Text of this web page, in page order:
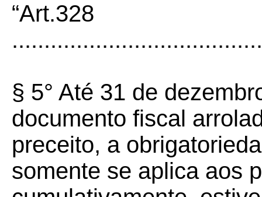
“Art.328
§ 5° Até 31 de
documento fiscal
preceito, a
somente se aplica aos